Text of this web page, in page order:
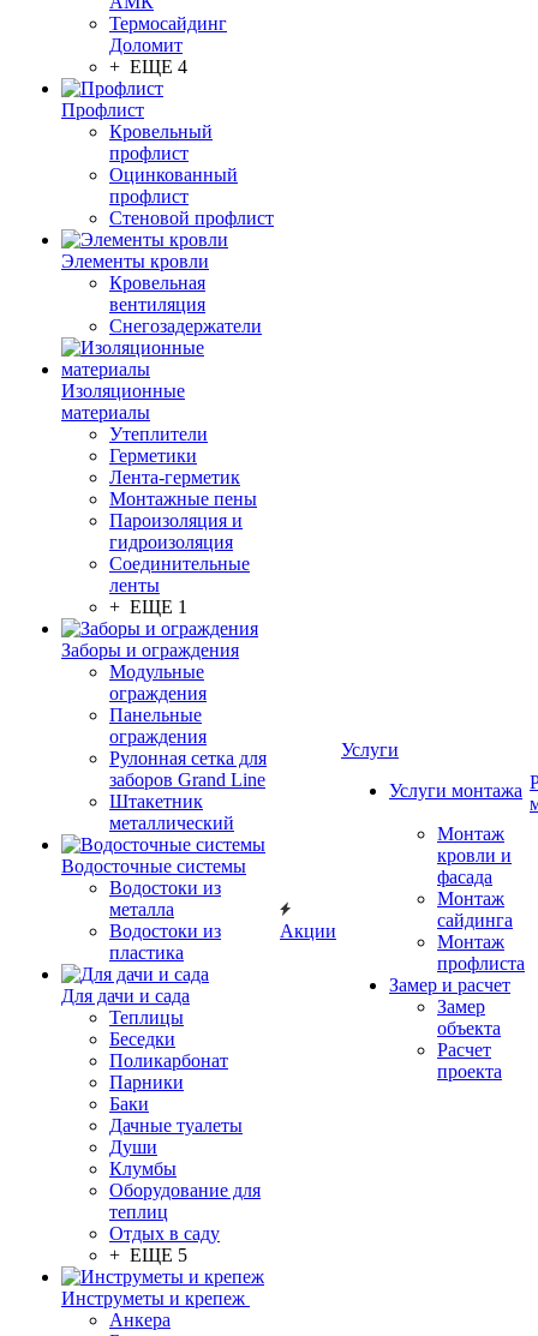
Термосайдинг
Доломит
+ ЕЩЕ 4
Профлист
Кровельный
профлист
Оцинкованный
профлист
Стеновой профлист
Элементы кровли
Кровельная
вентиляция
Снегозадержатели
Изоляционные
материалы
Утеплители
Герметики
Лента-герметик
Монтажные пены
Пароизоляция и
гидроизоляция
Соединительные
ленты
+ ЕЩЕ 1
Заборы и ограждения
Модульные
ограждения
Панельные
ограждения
Рулонная сетка для
заборов Grand Line
Штакетник
металлический
Водосточные системы
Водостоки из
металла
Водостоки из
пластика
Для дачи и сада
Теплицы
Беседки
Поликарбонат
Парники
Баки
Дачные туалеты
Души
Клумбы
Оборудование для
теплиц
Отдых в саду
+ ЕЩЕ 5
Инструметы и крепеж
Анкера
Акции
Услуги
Услуги монтажа
Монтаж
кровли и
фасада
Монтаж
сайдинга
Монтаж
профлиста
Замер и расчет
Замер
объекта
Расчет
проекта